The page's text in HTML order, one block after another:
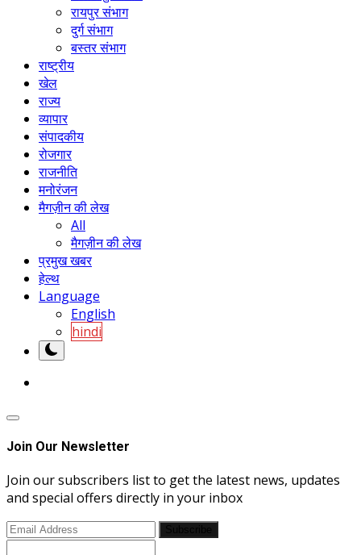
रायपुर संभाग
दुर्ग संभाग
बस्तर संभाग
राष्ट्रीय
खेल
राज्य
व्यापार
संपादकीय
रोजगार
राजनीति
मनोरंजन
मैगज़ीन की लेख
All
मैगज़ीन की लेख
प्रमुख खबर
हेल्थ
Language
English
hindi
Join Our Newsletter
Join our subscribers list to get the latest news, updates
and special offers directly in your inbox